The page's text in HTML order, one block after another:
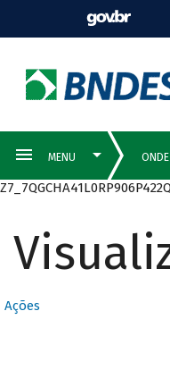
Ações